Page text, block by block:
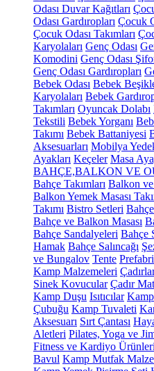
Odası Duvar Kağıtları
Odası Gardıropları Çocuk
Çocuk Odası Takımları
Karyolaları Genç Odası
Komodini Genç Odası
Genç Odası Gardıropları
Bebek Odası Bebek
Karyolaları Bebek
Takımları Oyuncak Dolabı
Tekstili Bebek Yorganı
Takımı Bebek Battaniyesi
Aksesuarları Mobilya
Ayakları Keçeler Masa
BAHÇE,BALKON VE
Bahçe Takımları Balkon
Balkon Yemek Masası
Takımı Bistro Setleri
Bahçe ve Balkon Masası
Bahçe Sandalyeleri Bahçe
Hamak Bahçe Salıncağı
ve Bungalov Tente
Kamp Malzemeleri
Sinek Kovucular Çadır
Kamp Duşu Isıtıcılar Kamp
Çubuğu Kamp Tuvaleti
Aksesuarı Sırt Çantası
Aletleri Pilates, Yoga ve
Fitness ve Kardiyo Ürünleri
Bavul Kamp Mutfak